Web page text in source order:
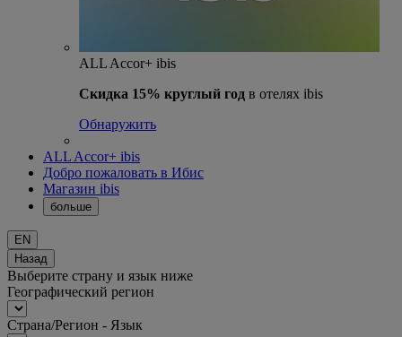
ALL Accor+ ibis
Скидка 15% круглый год в отелях ibis
Обнаружить
ALL Accor+ ibis
Добро пожаловать в Ибис
Магазин ibis
больше
EN
Назад
Выберите страну и язык ниже
Географический регион
Страна/Регион - Язык